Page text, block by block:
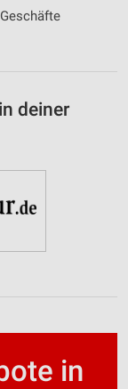
deiner
in